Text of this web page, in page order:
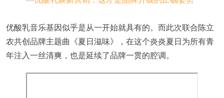
优酸乳音乐基因似乎是从一开始就具有的。而此次联合陈立
农共创品牌主题曲《夏日滋味》，在这个炎炎夏日为所有青
年注入一丝清爽，也是延续了品牌一贯的腔调。